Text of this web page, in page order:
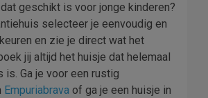
geschikt is voor jonge kinderen?
selecteer je eenvoudig en
en zie je direct wat het
jij altijd het huisje dat helemaal
is. Ga je voor een rustig
Empuriabrava of ga je een huisje in